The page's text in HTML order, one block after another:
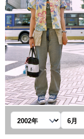
年を選択 月を選択